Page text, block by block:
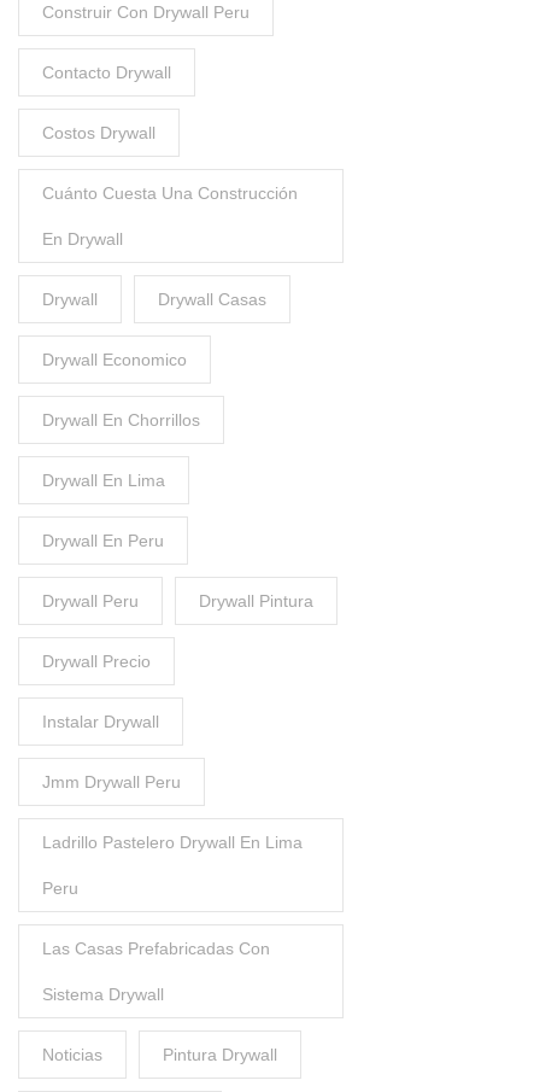
Construir Con Drywall Peru
Contacto Drywall
Costos Drywall
Cuánto Cuesta Una Construcción
En Drywall
Drywall Drywall Casas
Drywall Economico
Drywall En Chorrillos
Drywall En Lima
Drywall En Peru
Drywall Peru Drywall Pintura
Drywall Precio
Instalar Drywall
Jmm Drywall Peru
Ladrillo Pastelero Drywall En Lima
Peru
Las Casas Prefabricadas Con
Sistema Drywall
Noticias Pintura Drywall